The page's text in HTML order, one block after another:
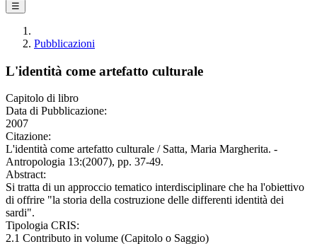
☰
Pubblicazioni
L'identità come artefatto culturale
Capitolo di libro
Data di Pubblicazione:
2007
Citazione:
L'identità come artefatto culturale / Satta, Maria Margherita. -
Antropologia 13:(2007), pp. 37-49.
Abstract:
Si tratta di un approccio tematico interdisciplinare che ha l'obiettivo
di offrire "la storia della costruzione delle differenti identità dei
sardi".
Tipologia CRIS:
2.1 Contributo in volume (Capitolo o Saggio)